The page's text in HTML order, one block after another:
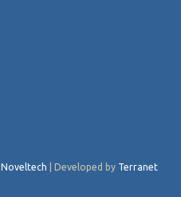
Noveltech | Developed by Terranet